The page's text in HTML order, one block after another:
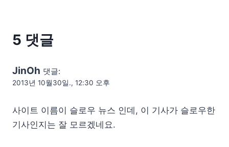
5 댓글
JinOh 댓글:
2013년 10월30일., 12:30 오후
사이트 이름이 슬로우 뉴스 인데, 이 기사가 슬로우한
기사인지는 잘 모르겠네요.